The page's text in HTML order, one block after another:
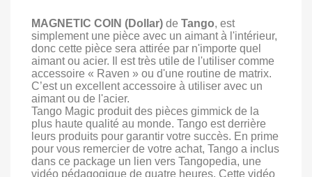
MAGNETIC COIN (Dollar) de Tango, est
simplement une pièce avec un aimant à l'intérieur,
donc cette pièce sera attirée par n'importe quel
aimant ou acier. Il est très utile de l'utiliser comme
accessoire « Raven » ou d'une routine de matrix.
C’est un excellent accessoire à utiliser avec un
aimant ou de l'acier.
Tango Magic produit des pièces gimmick de la
plus haute qualité au monde. Tango est derrière
leurs produits pour garantir votre succès. En prime
pour vous remercier de votre achat, Tango a inclus
dans ce package un lien vers Tangopedia, une
vidéo pédagogique de quatre heures. Cette vidéo